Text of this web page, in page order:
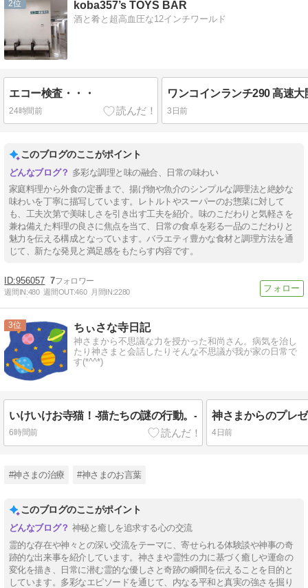
2 koba357’s TOYS BAR
酒と肴と超高血圧な12インチワールド
エコー検査・・・
24時間前 3日前
このブログのここがポイント
多彩な調理と味の融合、日常の味わい
家庭料理から外食の定番まで、揚げ物や魚介のシンプルな調理法と絶妙な
味わいを丁寧に描写しています。レトルトやスーパーのお惣菜に対して
も、工夫次第で美味しさを引き出す工夫を紹介。味のこだわりと気軽さを
兼ね備えた料理の良さに焦点を当て、日常の食卓を彩る一品のこだわりと
魅力を伝える構成となっています。バラエティ豊かな食材と調理方法を通
じて、新たな発見と満足感をもたらす内容です。
956057 7
週間IN:480 週間OUT:460 月間IN:2280
3 ちぃさな寺日記
神さまから不思議な力を授かった和尚さん。病気を治し
たり神さまと会話したりそんな不思議が我が家の日常で
す(*^^*)
いけいけお寺猫！-猫たちの謎の行動。-
6時間前 4日前
#神さまの治療 #神さまのお言葉
このブログのここがポイント
神秘と癒しを追求する心の交流
霊的な存在や神々との深い交流をテーマに、寄せられる体験談や神事の奇
跡的な出来事を紹介しています。神さまや霊性の力に基づく癒しや運命の
変化を描き、日常に潜む霊的な優しさと奇跡の瞬間を伝えることを目的と
しています。多彩なエピソードを通じて、内なる平和と真実の強さを掘り